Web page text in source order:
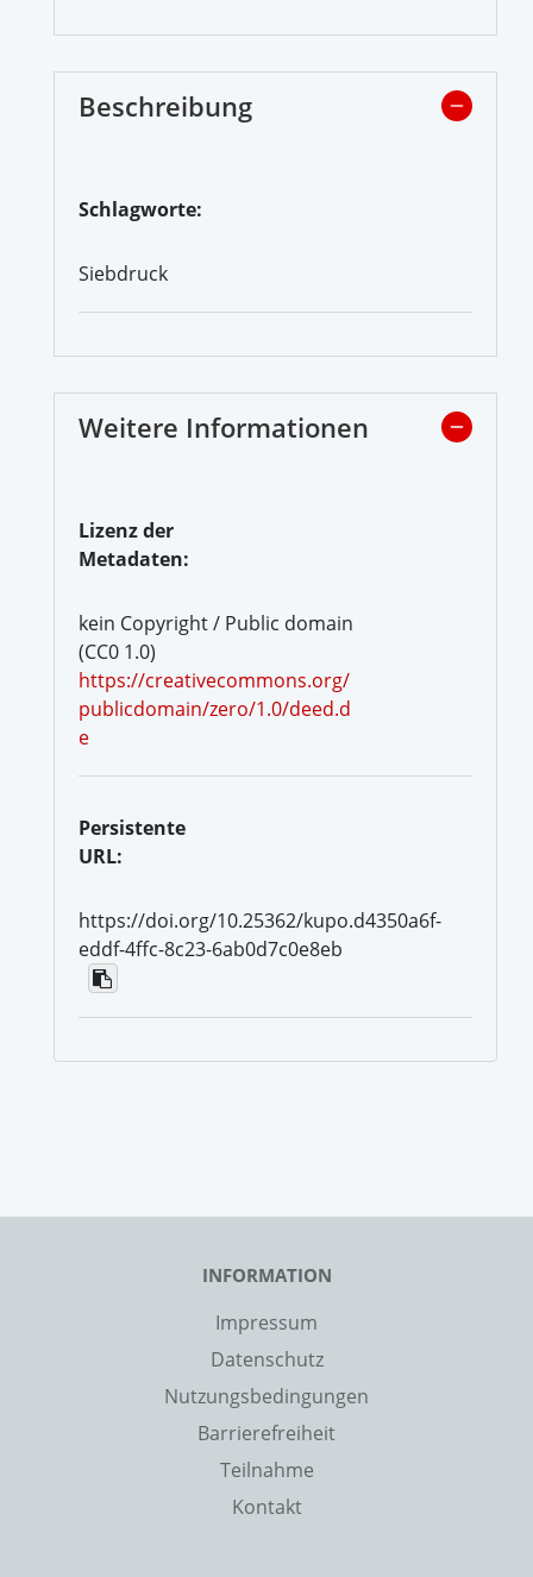
Beschreibung
Schlagworte:
Siebdruck
Weitere Informationen
Lizenz der
Metadaten:
kein Copyright / Public domain
(CC0 1.0)
https://creativecommons.org/
publicdomain/zero/1.0/deed.d
e
Persistente
URL:
https://doi.org/10.25362/kupo.d4350a6f-
eddf-4ffc-8c23-6ab0d7c0e8eb
INFORMATION
Impressum
Datenschutz
Nutzungsbedingungen
Barrierefreiheit
Teilnahme
Kontakt